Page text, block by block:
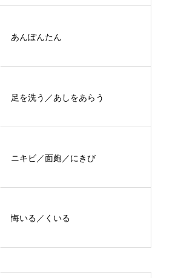
あんぽんたん
足を洗う／あしをあらう
ニキビ／面皰／にきび
悔いる／くいる